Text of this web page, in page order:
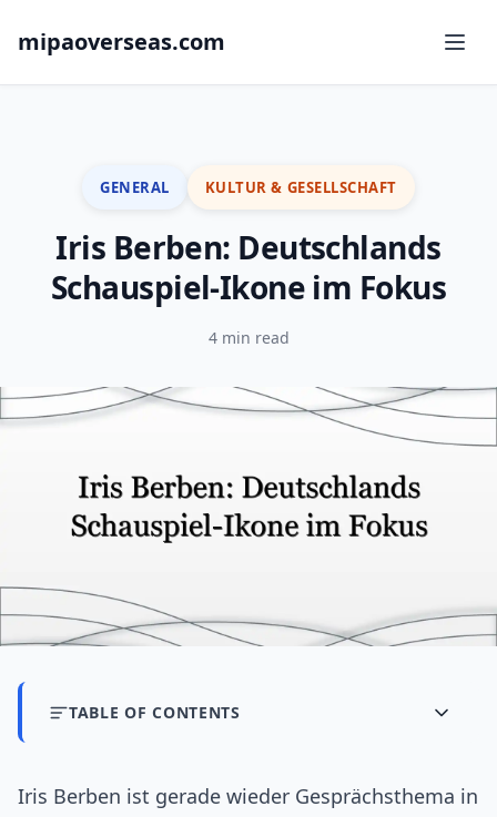
mipaoverseas.com
GENERAL KULTUR & GESELLSCHAFT
Iris Berben: Deutschlands
Schauspiel-Ikone im Fokus
4 min read
TABLE OF CONTENTS
Iris Berben ist gerade wieder Gesprächsthema in